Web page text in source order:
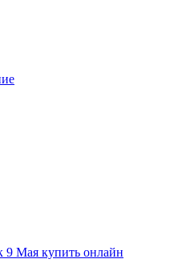
9 Мая купить онлайн